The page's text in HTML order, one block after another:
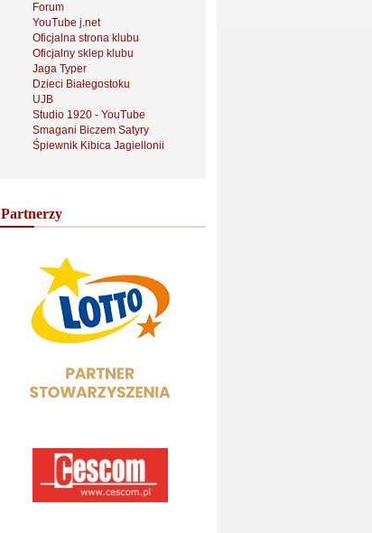
Forum
YouTube j.net
Oficjalna strona klubu
Oficjalny sklep klubu
Jaga Typer
Dzieci Białegostoku
UJB
Studio 1920 - YouTube
Smagani Biczem Satyry
Śpiewnik Kibica Jagiellonii
Partnerzy